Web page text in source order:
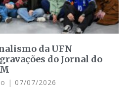
da UFN
do Jornal do
07/07/2026